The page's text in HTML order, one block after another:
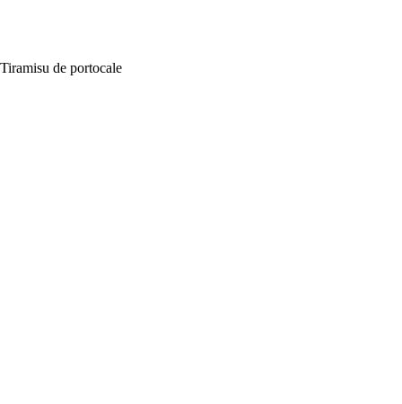
Tiramisu de portocale